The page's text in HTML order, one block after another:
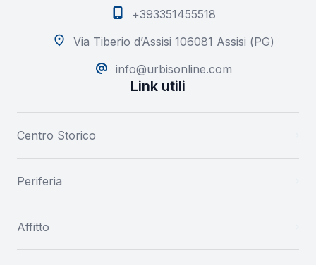
+393351455518
Via Tiberio d’Assisi 106081 Assisi (PG)
info@urbisonline.com
Link utili
Centro Storico
Periferia
Affitto